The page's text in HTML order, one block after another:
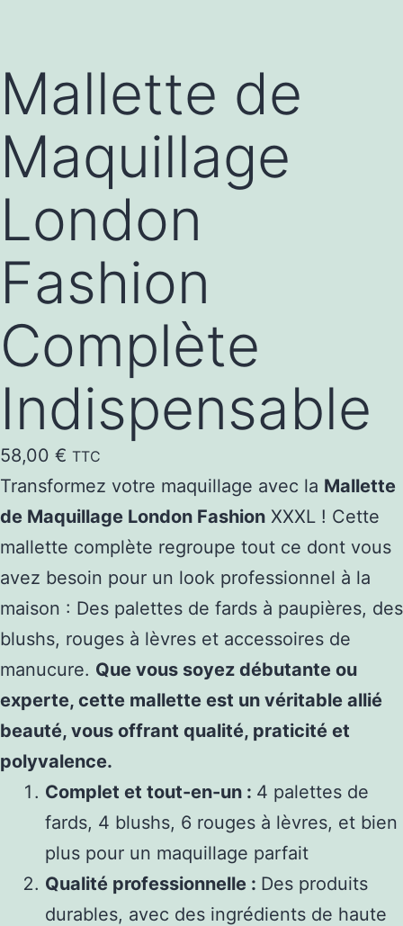
Mallette de
Maquillage
London
Fashion
Complète
Indispensable
58,00 € TTC
Transformez votre maquillage avec la Mallette
de Maquillage London Fashion XXXL ! Cette
mallette complète regroupe tout ce dont vous
avez besoin pour un look professionnel à la
maison : Des palettes de fards à paupières, des
blushs, rouges à lèvres et accessoires de
manucure. Que vous soyez débutante ou
experte, cette mallette est un véritable allié
beauté, vous offrant qualité, praticité et
polyvalence.
Complet et tout-en-un : 4 palettes de
fards, 4 blushs, 6 rouges à lèvres, et bien
plus pour un maquillage parfait
Qualité professionnelle : Des produits
durables, avec des ingrédients de haute